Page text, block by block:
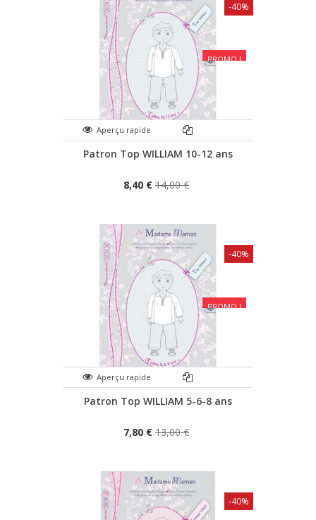
PROMO !
Aperçu rapide
Patron Top WILLIAM 10-12 ans
8,40 € 14,00 €
-40%
PROMO !
Aperçu rapide
Patron Top WILLIAM 5-6-8 ans
7,80 € 13,00 €
-40%
-40%